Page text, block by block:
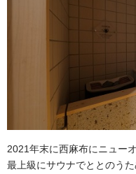
2021年末に西麻布にニュー
最上級にサウナでととのう